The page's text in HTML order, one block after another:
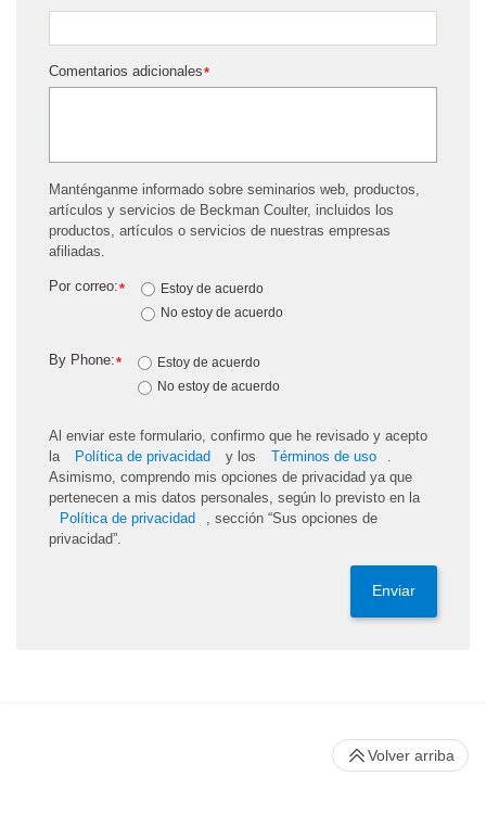
*
Comentarios adicionales
Manténganme informado sobre seminarios web, productos,
artículos y servicios de Beckman Coulter, incluidos los
productos, artículos o servicios de nuestras empresas
afiliadas.
*
Por correo:
Estoy de acuerdo
No estoy de acuerdo
*
By Phone:
Estoy de acuerdo
No estoy de acuerdo
Al enviar este formulario, confirmo que he revisado y acepto
la
Política de privacidad y los Términos de uso
Asimismo, comprendo mis opciones de privacidad ya que
pertenecen a mis datos personales, según lo previsto en la
Política de privacidad
, sección “Sus opciones de
privacidad”.
Enviar
Volver arriba